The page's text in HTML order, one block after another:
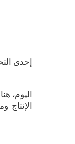
إحدى
اليوم،